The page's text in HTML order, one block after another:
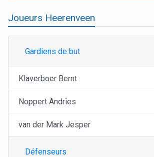
Joueurs Heerenveen
Gardiens de but
Klaverboer Bernt
Noppert Andries
van der Mark Jesper
Défenseurs